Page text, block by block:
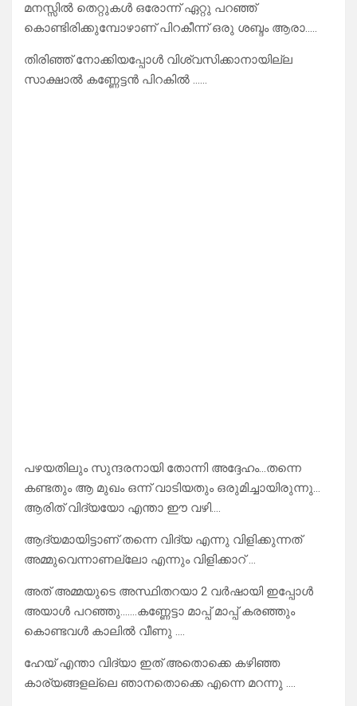
മനസ്സിൽ തെറ്റുകൾ ഒരോന്ന് ഏറ്റു പറഞ്ഞ്
കൊണ്ടിരിക്കുമ്പോഴാണ് പിറകീന്ന് ഒരു ശബ്ദം ആരാ…..
തിരിഞ്ഞ് നോക്കിയപ്പോൾ വിശ്വസിക്കാനായില്ല
സാക്ഷാൽ കണ്ണേട്ടൻ പിറകിൽ ……
പഴയതിലും സുന്ദരനായി തോന്നി അദ്ദേഹം…തന്നെ
കണ്ടതും ആ മുഖം ഒന്ന് വാടിയതും ഒരുമിച്ചായിരുന്നു…
ആരിത് വിദ്യയോ എന്താ ഈ വഴി….
ആദ്യമായിട്ടാണ് തന്നെ വിദ്യ എന്നു വിളിക്കുന്നത്
അമ്മുവെന്നാണല്ലോ എന്നും വിളിക്കാറ് …
അത് അമ്മയുടെ അസ്ഥിതറയാ 2 വർഷായി ഇപ്പോൾ
അയാൾ പറഞ്ഞു…….കണ്ണേട്ടാ മാപ്പ് മാപ്പ് കരഞ്ഞും
കൊണ്ടവൾ കാലിൽ വീണു ….
ഹേയ് എന്താ വിദ്യാ ഇത് അതൊക്കെ കഴിഞ്ഞ
കാര്യങ്ങളല്ലെ ഞാനതൊക്കെ എന്നെ മറന്നു ….